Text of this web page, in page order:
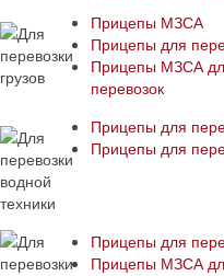
Прицепы МЗСА
Прицепы для
Прицепы МЗСА
перевозок
Прицепы для
Прицепы для
Прицепы для
Прицепы МЗСА